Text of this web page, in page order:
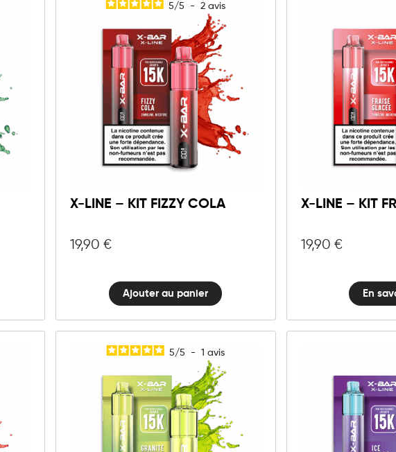
5/5 - 2avis
X-LINE – KIT FIZZY COLA
19,90€
10mg 20mg
X-
LINE
Kit
Fizzy
Ajouter au panier
X-LINE – KIT
19,90 €
En
5/5 - 1avis